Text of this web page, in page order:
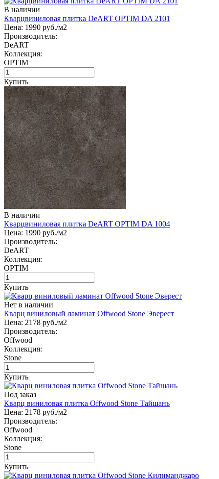
В наличии
Кварцвиниловая плитка DeART OPTIM DA 2101
Цена: 1990 руб./м2
Производитель:
DeART
Коллекция:
OPTIM
Купить
В наличии
Кварцвиниловая плитка DeART OPTIM DA 1004
Цена: 1990 руб./м2
Производитель:
DeART
Коллекция:
OPTIM
Купить
Нет в наличии
Кварц виниловый ламинат Offwood Stone Эверест
Цена: 2178 руб./м2
Производитель:
Offwood
Коллекция:
Stone
Купить
Под заказ
Кварц виниловая плитка Offwood Stone Тайшань
Цена: 2178 руб./м2
Производитель:
Offwood
Коллекция:
Stone
Купить